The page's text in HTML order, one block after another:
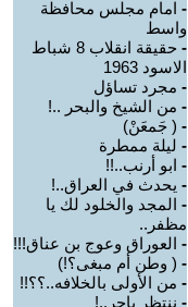
- امام مجلس محافظة
واسط
-
حقيقة انقلاب 8 شباط
الاسود 1963
- مجرد تساؤل
- من الشيخ والبحر ..!
- ( جَمعَنْ)
- ليلة ممطرة
- ابو أرنب..!!
- يحدث في العراق..!
- المجد والخلود لك يا
مظفر..
- العوراق وعوج بن عناق!!!
- ( وطن أم مبغى؟!)
- من الأولى بالخلافه..؟؟!!
- ننتظر باچر..!